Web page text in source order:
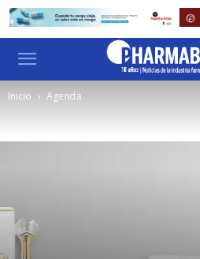
Inicio Agenda